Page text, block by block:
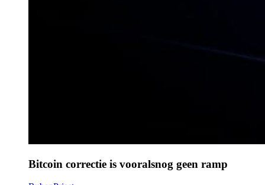
Bitcoin correctie is vooralsnog geen ramp